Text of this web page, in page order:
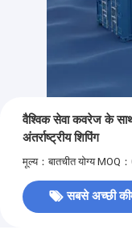
वैश्विक सेवा कवरेज के
अंतर्राष्ट्रीय शिपिंग
मूल्य：बातचीत योग्य MOQ
सबसे अच्छी